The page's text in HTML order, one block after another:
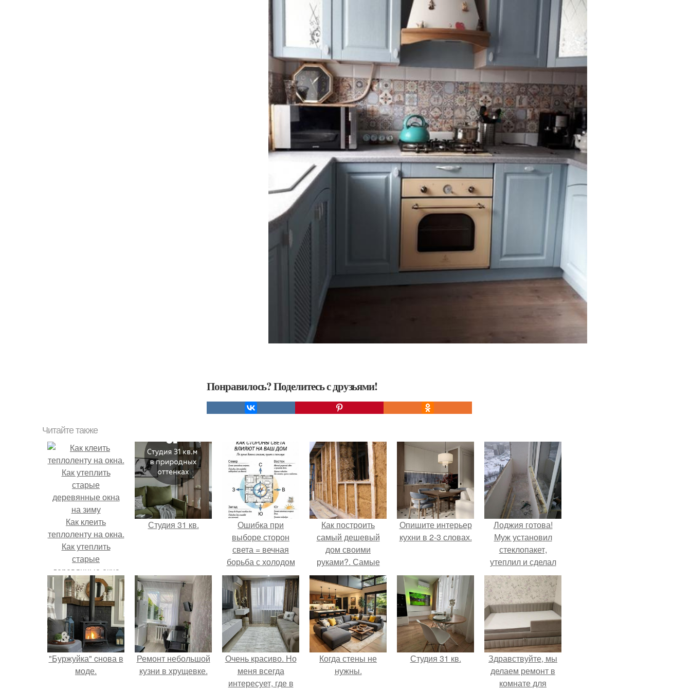
Понравилось? Поделитесь с друзьями!
Читайте также
Как клеить
теплоленту на окна.
Как утеплить
старые
деревянные окна
на зиму
Студия 31 кв.
Ошибка при
выборе сторон
света = вечная
борьба с холодом
или светом.
Как построить
самый дешевый
дом своими
руками?. Самые
дешевые
материалы для
постройки дома –
изготовленные
собственноручно?
Опишите интерьер
кухни в 2-3 словах.
Лоджия готова!
Муж установил
стеклопакет,
утеплил и сделал
теплый пол для
комфорта.
"Буржуйка" cнова в
моде.
Ремонт небольшой
кузни в хрущевке.
Очень красиво. Но
меня всегда
интересует, где в
Когда стены не
нужны.
Студия 31 кв.
Здравствуйте, мы
делаем ремонт в
комнате для